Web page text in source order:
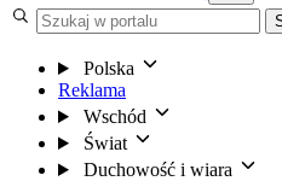
Polska
Reklama
Wschód
Świat
Duchowość i wiara